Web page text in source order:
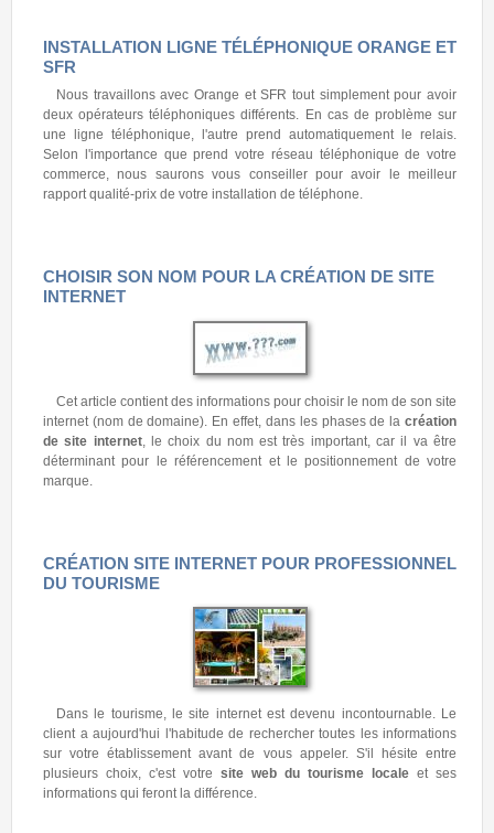
INSTALLATION LIGNE TÉLÉPHONIQUE ORANGE ET
SFR
Nous travaillons avec Orange et SFR tout simplement pour avoir
deux opérateurs téléphoniques différents. En cas de problème sur
une ligne téléphonique, l'autre prend automatiquement le relais.
Selon l'importance que prend votre réseau téléphonique de votre
commerce, nous saurons vous conseiller pour avoir le meilleur
rapport qualité-prix de votre installation de téléphone.
CHOISIR SON NOM POUR LA CRÉATION DE SITE
INTERNET
Cet article contient des informations pour choisir le nom de son site
internet (nom de domaine). En effet, dans les phases de la création
de site internet, le choix du nom est très important, car il va être
déterminant pour le référencement et le positionnement de votre
marque.
CRÉATION SITE INTERNET POUR PROFESSIONNEL
DU TOURISME
Dans le tourisme, le site internet est devenu incontournable. Le
client a aujourd'hui l'habitude de rechercher toutes les informations
sur votre établissement avant de vous appeler. S'il hésite entre
plusieurs choix, c'est votre site web du tourisme locale et ses
informations qui feront la différence.